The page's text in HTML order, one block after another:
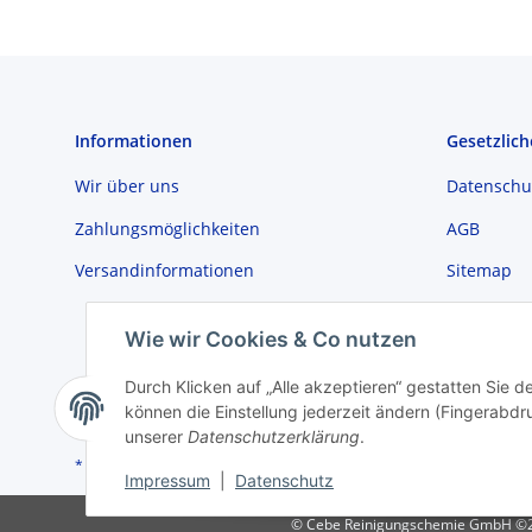
Informationen
Wir über uns
Zahlungsmöglichkeiten
Versandinformationen
AGB
Sitemap
* Alle Preise zzgl. gesetzlicher USt., zzgl.
© Cebe Reinigungschemie GmbH
Wie wir Cookies & Co nutzen
Durch Klicken auf „Alle akzeptieren“ gestatten Sie
können die Einstellung jederzeit ändern
unserer Datenschutzerklärung.
Impressum Datenschutz